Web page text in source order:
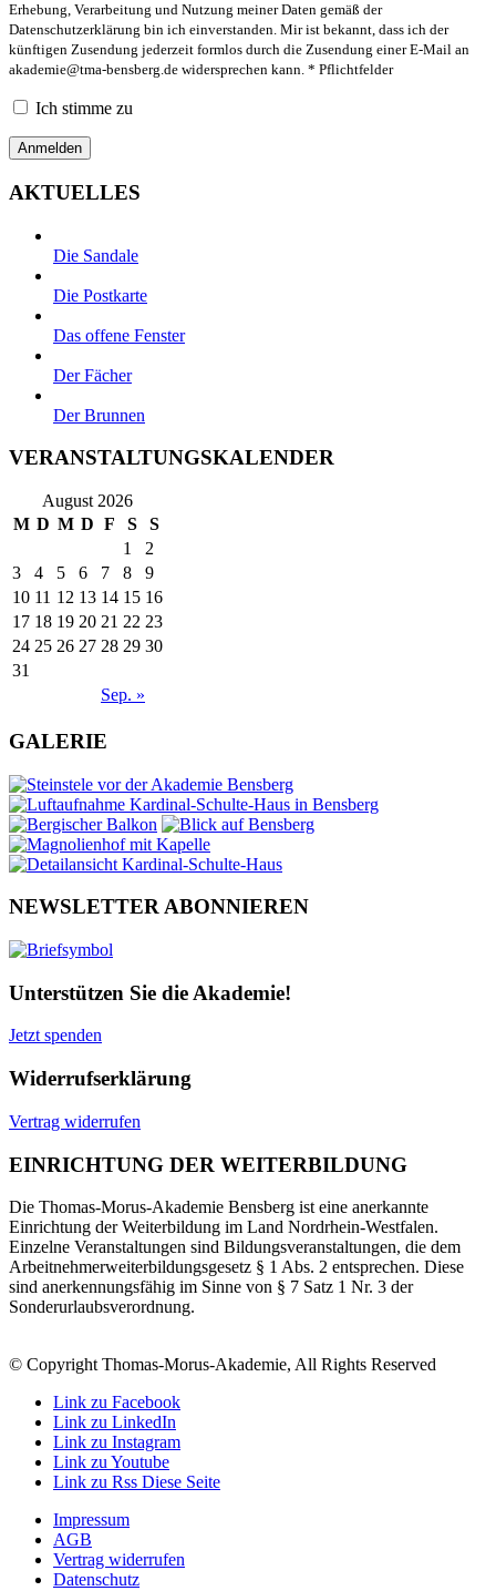
Erhebung, Verarbeitung und Nutzung meiner Daten gemäß der
Datenschutzerklärung bin ich einverstanden. Mir ist bekannt, dass ich der
künftigen Zusendung jederzeit formlos durch die Zusendung einer E-Mail an
akademie@tma-bensberg.de widersprechen kann. * Pflichtfelder
Ich stimme zu
AKTUELLES
Die Sandale
Die Postkarte
Das offene Fenster
Der Fächer
Der Brunnen
VERANSTALTUNGSKALENDER
August 2026
M D M D F S S
Sep. »
1
2
3
4 5 6 7 8
9
10 11 12 13 14 15 16
17 18 19 20 21 22 23
24 25 26 27 28 29 30
31
GALERIE
NEWSLETTER ABONNIEREN
Unterstützen Sie die Akademie!
Jetzt spenden
Widerrufserklärung
Vertrag widerrufen
EINRICHTUNG DER WEITERBILDUNG
Die Thomas-Morus-Akademie Bensberg ist eine anerkannte
Einrichtung der Weiterbildung im Land Nordrhein-Westfalen.
Einzelne Veranstaltungen sind Bildungsveranstaltungen, die dem
Arbeitnehmerweiterbildungsgesetz § 1 Abs. 2 entsprechen. Diese
sind anerkennungsfähig im Sinne von § 7 Satz 1 Nr. 3 der
Sonderurlaubsverordnung.
© Copyright Thomas-Morus-Akademie, All Rights Reserved
Link zu Facebook
Link zu LinkedIn
Link zu Instagram
Link zu Youtube
Link zu Rss Diese Seite
Impressum
AGB
Vertrag widerrufen
Datenschutz